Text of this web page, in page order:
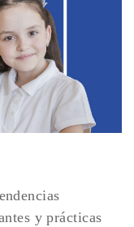
y prácticas